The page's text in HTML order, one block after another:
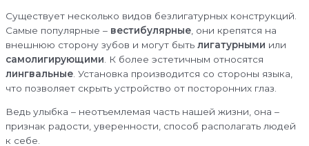
Существует несколько видов безлигатурных конструкций.
Самые популярные – вестибулярные , они крепятся на
внешнюю сторону зубов и могут быть лигатурными или
самолигирующими . К более эстетичным относятся
лингвальные . Установка производится со стороны языка,
что позволяет скрыть устройство от посторонних глаз.
Ведь улыбка – неотъемлемая часть нашей жизни, она –
признак радости, уверенности, способ располагать людей
к себе.